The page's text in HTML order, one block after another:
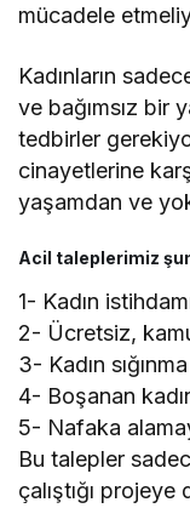
mücadele
Kadınların
ve bağımsız bir
tedbirler
cinayetlerine
yaşamdan ve
Acil taleplerimiz
1- Kadın
2- Ücretsiz,
3- Kadın
4- Boşanan
5- Nafaka
Bu talepler
çalıştığı